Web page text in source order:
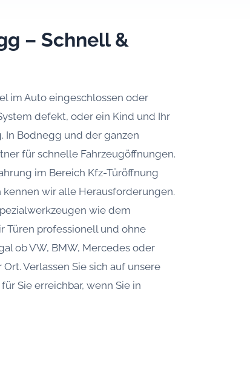
– Schnell &
im Auto eingeschlossen oder
defekt, oder ein Kind und Ihr
In Bodnegg und der ganzen
für schnelle Fahrzeugöffnungen.
im Bereich Kfz-Türöffnung
wir alle Herausforderungen.
wie dem
Türen professionell und ohne
ob VW, BMW, Mercedes oder
Verlassen Sie sich auf unsere
Sie erreichbar, wenn Sie in